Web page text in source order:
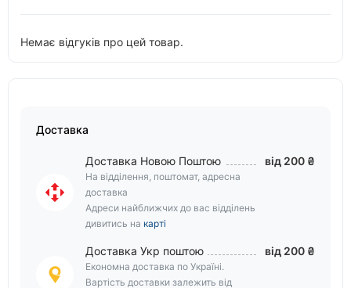
Немає відгуків про цей товар.
Доставка
Доставка Новою Поштою
На відділення, поштомат, адресна
доставка
Адреси найближчих до вас відділень
дивитись на карті
від 200 ₴
Доставка Укр поштою
Економна доставка по Україні.
Вартість доставки залежить від
від 200 ₴